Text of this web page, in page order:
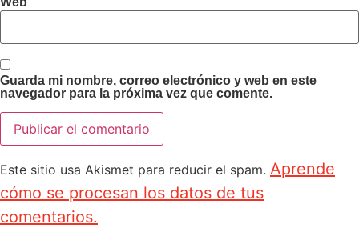
Guarda mi nombre, correo electrónico y web en este
navegador para la próxima vez que comente.
Este sitio usa Akismet para reducir el spam. Aprende
cómo se procesan los datos de tus
comentarios.